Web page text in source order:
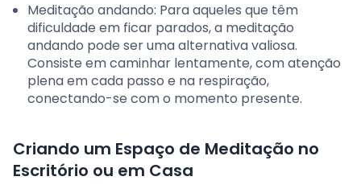
Meditação andando: Para aqueles que têm
dificuldade em ficar parados, a meditação
andando pode ser uma alternativa valiosa.
Consiste em caminhar lentamente, com atenção
plena em cada passo e na respiração,
conectando-se com o momento presente.
Criando um Espaço de Meditação no
Escritório ou em Casa